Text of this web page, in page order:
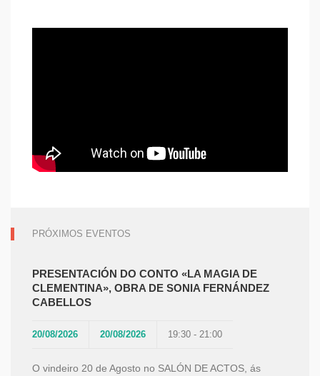
PRÓXIMOS EVENTOS
PRESENTACIÓN DO CONTO «LA MAGIA DE
CLEMENTINA», OBRA DE SONIA FERNÁNDEZ
CABELLOS
20/08/2026 20/08/2026 19:30 - 21:00
O vindeiro 20 de Agosto no SALÓN DE ACTOS, ás